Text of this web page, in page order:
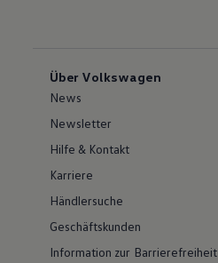
Über Volkswagen
News
Newsletter
Hilfe & Kontakt
Karriere
Händlersuche
Geschäftskunden
Information zur Barrierefreiheit